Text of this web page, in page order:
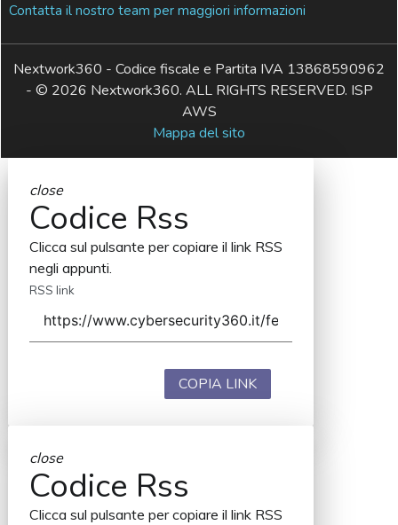
Contatta il nostro team per maggiori informazioni
Nextwork360 - Codice fiscale e Partita IVA 13868590962
- © 2026 Nextwork360. ALL RIGHTS RESERVED. ISP
AWS
Mappa del sito
close
Codice Rss
Clicca sul pulsante per copiare il link RSS
negli appunti.
RSS link
COPIA LINK
close
Codice Rss
Clicca sul pulsante per copiare il link RSS